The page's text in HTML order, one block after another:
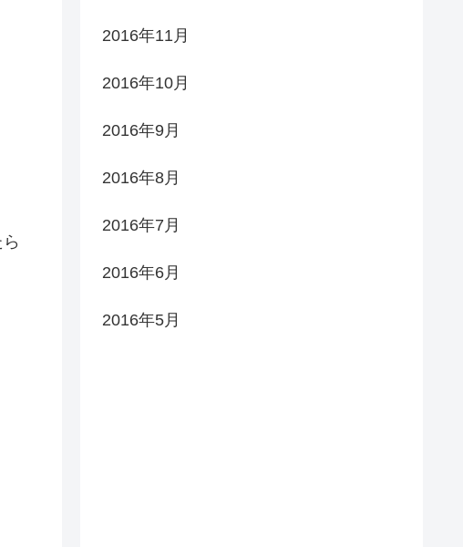
2016年11月
2016年10月
2016年9月
2016年8月
2016年7月
2016年6月
2016年5月